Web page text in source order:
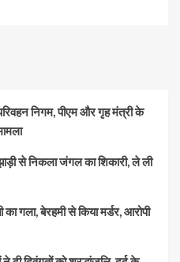
निगम, पीएम और गृह मंत्री के
से निकला जंगल का शिकारी, ले ली
गला, बेरहमी से किया मर्डर, आरोपी